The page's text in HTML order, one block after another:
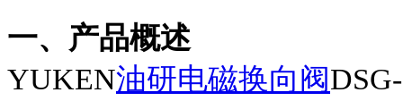
一、产品概述
YUKEN油研电磁换向阀